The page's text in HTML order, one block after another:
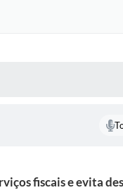
fiscais e evita